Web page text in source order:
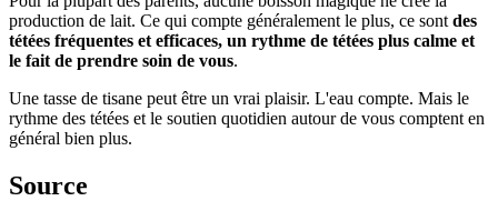
production de lait. Ce qui compte généralement le plus, ce sont des
tétées fréquentes et efficaces, un rythme de tétées plus calme et
le fait de prendre soin de vous.
Une tasse de tisane peut être un vrai plaisir. L'eau compte. Mais le
rythme des tétées et le soutien quotidien autour de vous comptent en
général bien plus.
Source